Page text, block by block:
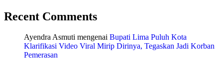
Recent Comments
Ayendra Asmuti mengenai Bupati Lima Puluh Kota
Klarifikasi Video Viral Mirip Dirinya, Tegaskan Jadi Korban
Pemerasan